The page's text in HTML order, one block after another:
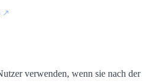
verwenden, wenn sie nach der